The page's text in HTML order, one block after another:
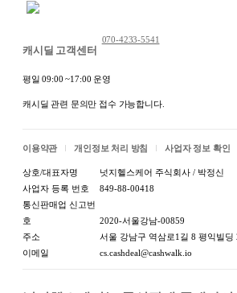
항목
1-1.제품명
1-2.식품의 유형
캐시딜 고객센터
070-4233-5541
평일 09:00 ~17:00 운영
캐시딜 관련 문의만 접수 가능합니다.
이용약관 개인정보 처리 방침 사업자 정보 확인
상호/대표자명
넛지헬스케어 주식회사 / 박정신
사업자 등록 번호
849-88-00418
통신판매업 신고번
호
2020-서울강남-00859
주소
서울 강남구 역삼로1길 8 평익빌딩
이메일
cs.cashdeal@cashwalk.io